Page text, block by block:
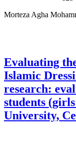
Morteza Agha
Evaluating
Islamic
research:
students
University,